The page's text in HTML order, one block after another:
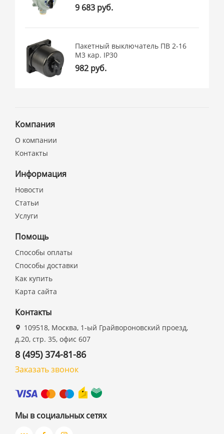
9 683 руб.
Пакетный выключатель ПВ 2-16
М3 кар. IP30
982 руб.
Компания
О компании
Контакты
Информация
Новости
Статьи
Услуги
Помощь
Способы оплаты
Способы доставки
Как купить
Карта сайта
Контакты
109518, Москва, 1-ый Грайвороновский проезд,
д.20, стр. 35, офис 607
8 (495) 374-81-86
Заказать звонок
Мы в социальных сетях